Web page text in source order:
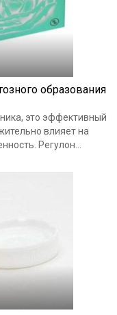
образования
это эффективный
влияет на
Регулон...